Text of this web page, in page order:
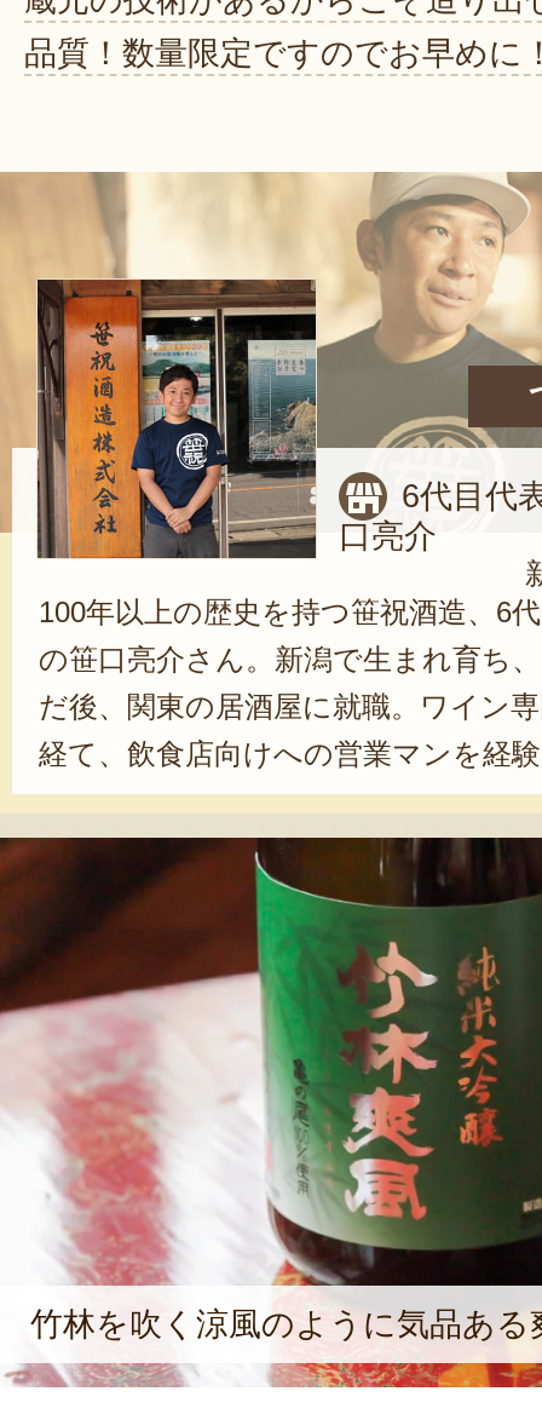
品質！数量限定ですのでお早めに
6代目代
口亮介
100年以上の歴史を持つ笹祝酒造、6
の笹口亮介さん。新潟で生まれ育ち
だ後、関東の居酒屋に就職。ワイン
経て、飲食店向けへの営業マンを経
祝酒造へ入社。現在は新潟県酒造組
しながら蔵では、杜氏畠山洋一さん
強中。地元の酒屋や酒造蔵の若手と
マックス」という酒団体に参加し、
イベントを行っている。広い視野で
けるお酒を目指しつつ、これから初
にも愛されるような酒造りにも挑戦
竹林を吹く涼風のように気品ある